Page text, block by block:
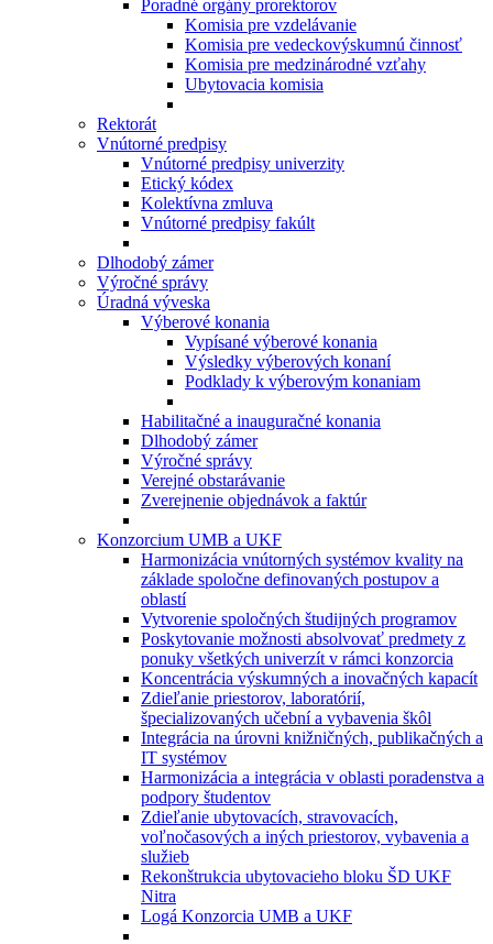
Poradné orgány prorektorov
Komisia pre vzdelávanie
Komisia pre vedeckovýskumnú činnosť
Komisia pre medzinárodné vzťahy
Ubytovacia komisia
Rektorát
Vnútorné predpisy
Vnútorné predpisy univerzity
Etický kódex
Kolektívna zmluva
Vnútorné predpisy fakúlt
Dlhodobý zámer
Výročné správy
Úradná výveska
Výberové konania
Vypísané výberové konania
Výsledky výberových konaní
Podklady k výberovým konaniam
Habilitačné a inauguračné konania
Dlhodobý zámer
Výročné správy
Verejné obstarávanie
Zverejnenie objednávok a faktúr
Konzorcium UMB a UKF
Harmonizácia vnútorných systémov kvality na
základe spoločne definovaných postupov a
oblastí
Vytvorenie spoločných študijných programov
Poskytovanie možnosti absolvovať predmety z
ponuky všetkých univerzít v rámci konzorcia
Koncentrácia výskumných a inovačných kapacít
Zdieľanie priestorov, laboratórií,
špecializovaných učební a vybavenia škôl
Integrácia na úrovni knižničných, publikačných a
IT systémov
Harmonizácia a integrácia v oblasti poradenstva a
podpory študentov
Zdieľanie ubytovacích, stravovacích,
voľnočasových a iných priestorov, vybavenia a
služieb
Rekonštrukcia ubytovacieho bloku ŠD UKF
Nitra
Logá Konzorcia UMB a UKF